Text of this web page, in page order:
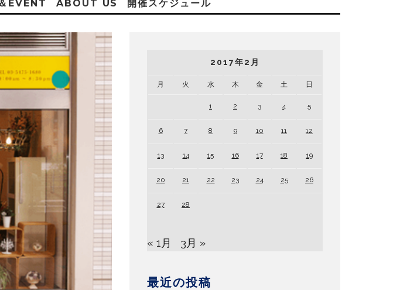
EVENT ABOUT US 開催スケジュール
2017年2月
月 火 水 木 金 土 日
1 2 3 4 5
6 7 8 9 10 11 12
13 14 15 16 17 18 19
20 21 22 23 24 25 26
27 28
« 1月 3月 »
最近の投稿